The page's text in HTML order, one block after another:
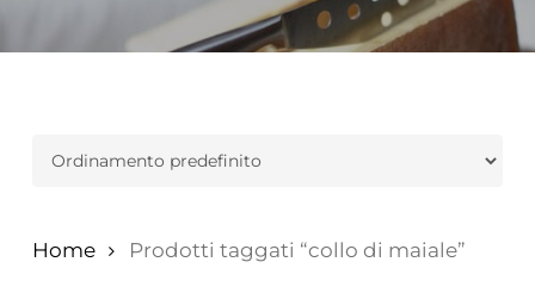
Home Prodotti taggati “collo di maiale”